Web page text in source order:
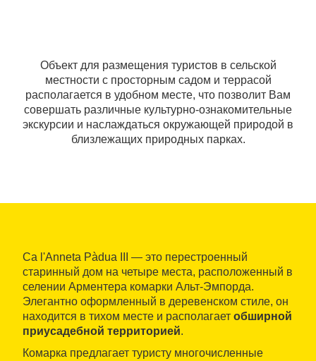
Объект для размещения туристов в сельской
местности с просторным садом и террасой
располагается в удобном месте, что позволит Вам
совершать различные культурно-ознакомительные
экскурсии и наслаждаться окружающей природой в
близлежащих природных парках.
Ca l'Anneta Pàdua III — это перестроенный
старинный дом на четыре места, расположенный в
селении Арментера комарки Альт-Эмпорда.
Элегантно оформленный в деревенском стиле, он
находится в тихом месте и располагает обширной
приусадебной территорией.
Комарка предлагает туристу многочисленные